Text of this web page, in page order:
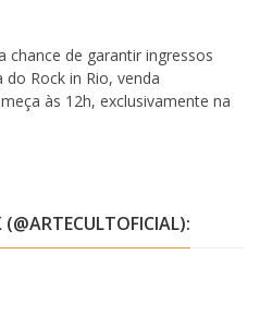
chance de garantir ingressos
do Rock in Rio, venda
às 12h, exclusivamente na